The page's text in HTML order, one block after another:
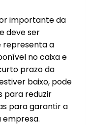
importante da
deve ser
representa a
no caixa e
prazo da
baixo, pode
para reduzir
para garantir a
empresa.